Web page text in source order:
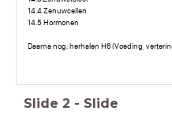
14.4 Zenuwcellen
14.5 Hormonen
Daarna nog: herhalen H6 (Voeding,
Slide 2 - Slide